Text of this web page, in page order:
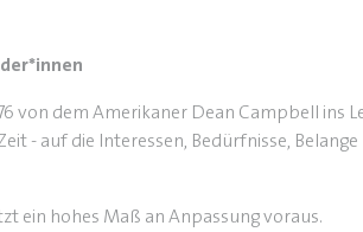
von dem Amerikaner Dean Campbell ins
- auf die Interessen, Bedürfnisse, Belange
ein hohes Maß an Anpassung voraus.